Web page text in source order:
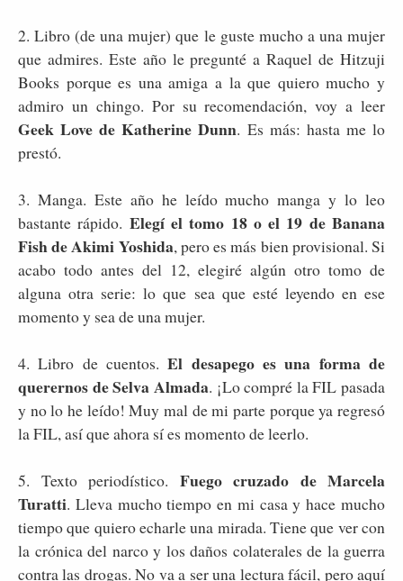
2. Libro (de una mujer) que le guste mucho a una mujer
que admires. Este año le pregunté a Raquel de Hitzuji
Books porque es una amiga a la que quiero mucho y
admiro un chingo. Por su recomendación, voy a leer
Geek Love de Katherine Dunn. Es más: hasta me lo
prestó.
3. Manga. Este año he leído mucho manga y lo leo
bastante rápido. Elegí el tomo 18 o el 19 de Banana
Fish de Akimi Yoshida, pero es más bien provisional. Si
acabo todo antes del 12, elegiré algún otro tomo de
alguna otra serie: lo que sea que esté leyendo en ese
momento y sea de una mujer.
4. Libro de cuentos.El desapego es una forma de
querernos de Selva Almada. ¡Lo compré la FIL pasada
y no lo he leído! Muy mal de mi parte porque ya regresó
la FIL, así que ahora sí es momento de leerlo.
5. Texto periodístico. Fuego cruzado de Marcela
Turatti. Lleva mucho tiempo en mi casa y hace mucho
tiempo que quiero echarle una mirada. Tiene que ver con
la crónica del narco y los daños colaterales de la guerra
contra las drogas. No va a ser una lectura fácil, pero aquí